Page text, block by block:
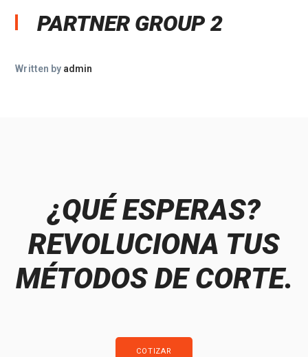
PARTNER GROUP 2
Written by admin
¿QUÉ ESPERAS?
REVOLUCIONA TUS
MÉTODOS DE CORTE.
COTIZAR